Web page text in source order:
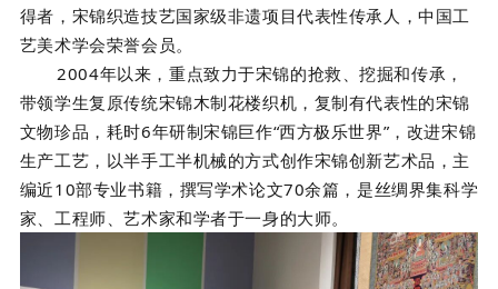
得者，宋锦织造技艺国家级非遗项目代表性传承人，中国工
艺美术学会荣誉会员。
2004年以来，重点致力于宋锦的抢救、挖掘和传承，
带领学生复原传统宋锦木制花楼织机，复制有代表性的宋锦
文物珍品，耗时6年研制宋锦巨作“西方极乐世界”，改进宋锦
生产工艺，以半手工半机械的方式创作宋锦创新艺术品，主
编近10部专业书籍，撰写学术论文70余篇，是丝绸界集科学
家、工程师、艺术家和学者于一身的大师。